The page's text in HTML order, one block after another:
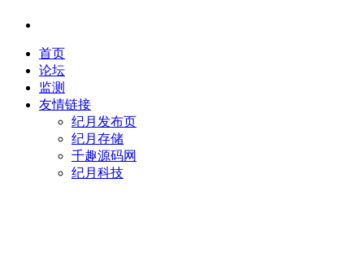
首页
论坛
监测
友情链接
纪月发布页
纪月存储
千趣源码网
纪月科技